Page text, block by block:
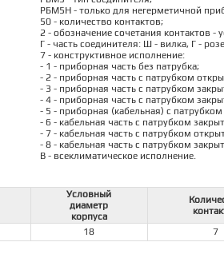
РБМ5Н - только для негерметичной
50 - количество контактов;
2 - обозначение сочетания контактов -
Г - часть соединителя: Ш - вилка, Г -
7 - конструктивное исполнение:
- 1 - приборная часть без патрубка;
- 2 - приборная часть с патрубком
- 3 - приборная часть с патрубком
- 4 - приборная часть с патрубком
- 5 - приборная (кабельная) с
- 6 - кабельная часть с патрубком
- 7 - кабельная часть с патрубком
- 8 - кабельная часть с патрубком
В - всеклиматическое исполнение.
Условный
диаметр
корпуса
18 7